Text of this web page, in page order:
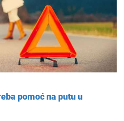
pomoć na putu u